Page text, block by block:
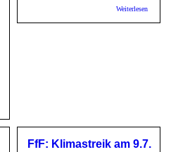
Weiterlesen
FfF: Klimastreik am 9.7.